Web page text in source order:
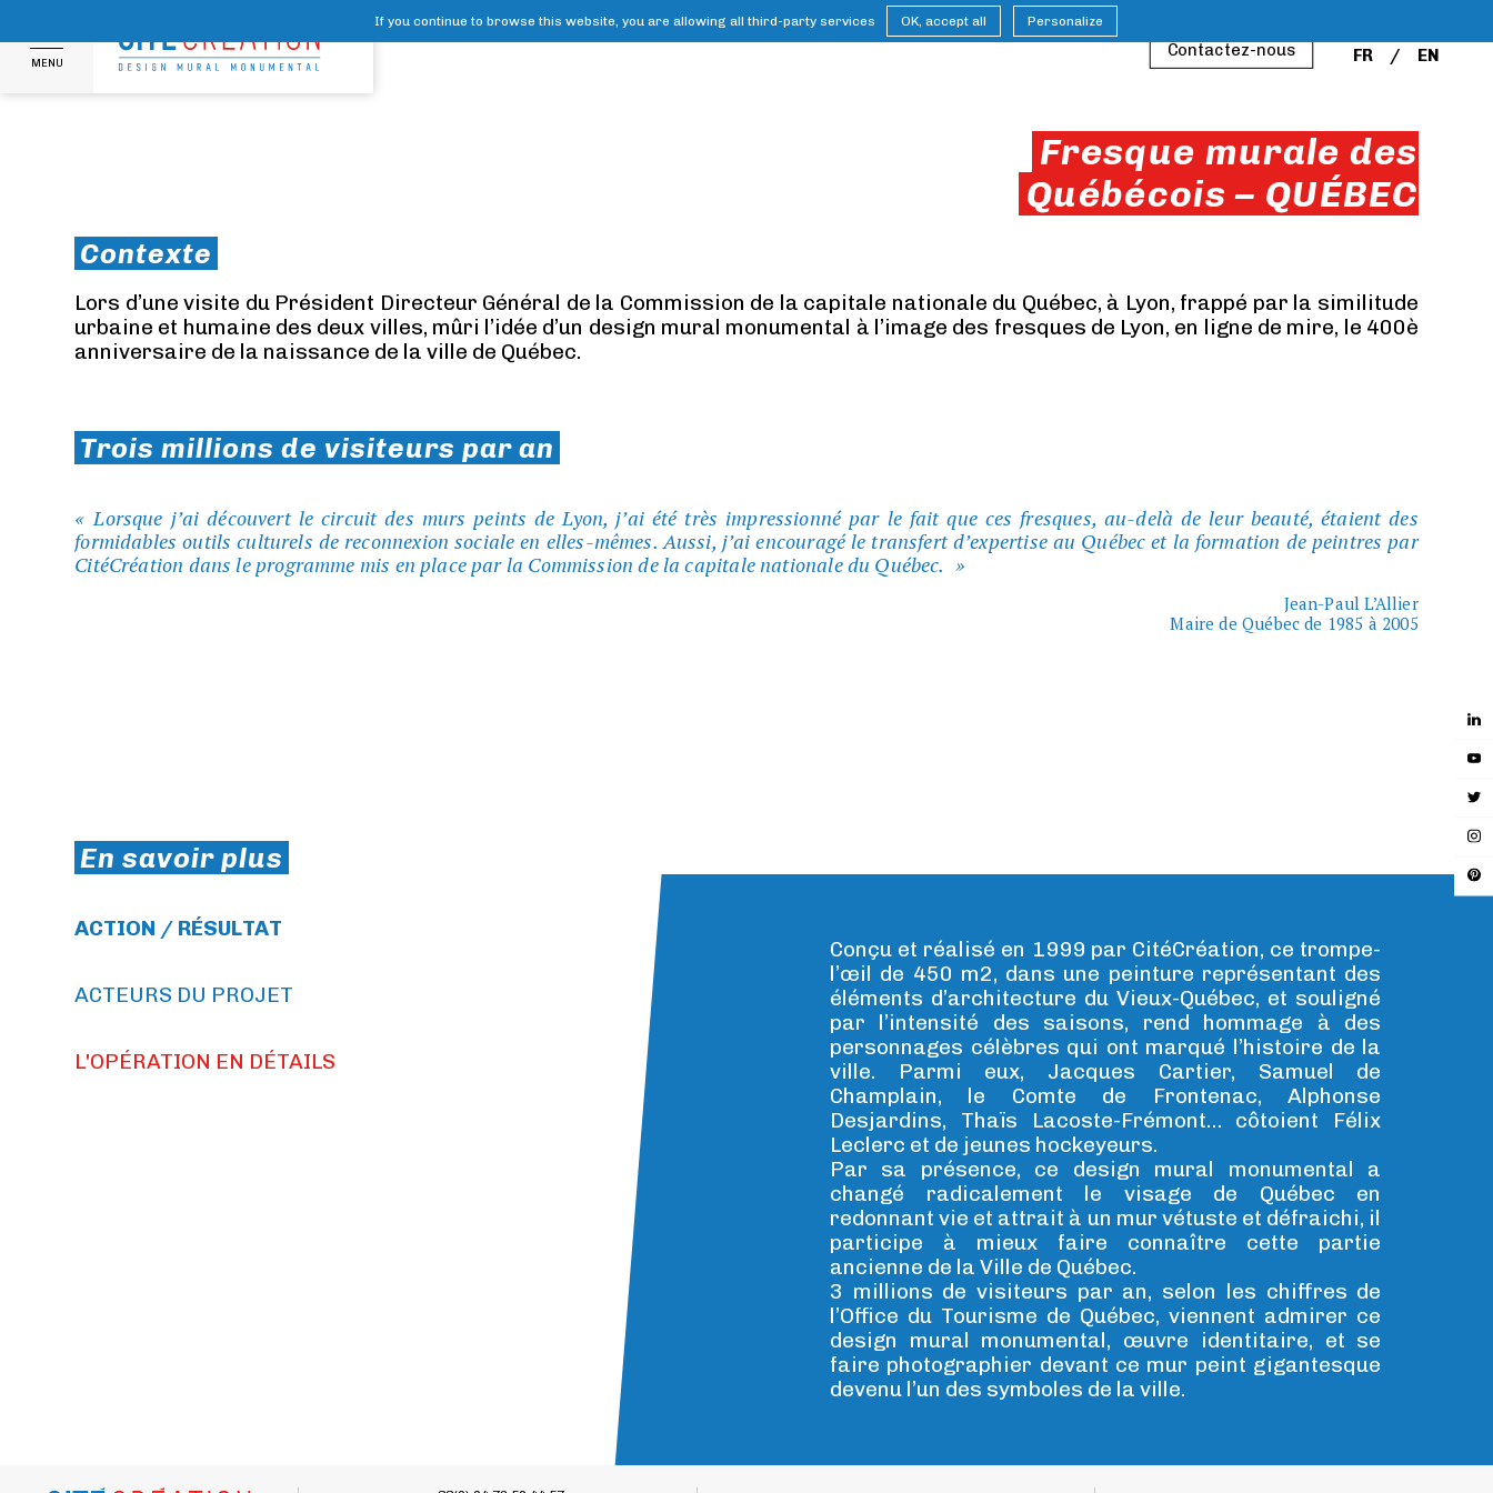
MENU
Contactez-nous FR EN
Fresque murale des
Québécois – QUÉBEC
Contexte
Lors d’une visite du Président Directeur Général de la Commission de la capitale nationale du Québec, à Lyon, frappé par la similitude
urbaine et humaine des deux villes, mûri l’idée d’un design mural monumental à l’image des fresques de Lyon, en ligne de mire, le 400è
anniversaire de la naissance de la ville de Québec.
Trois millions de visiteurs par an
Lorsque j’ai découvert le circuit des murs peints de Lyon, j’ai été très impressionné par le fait que ces fresques, au-delà de leur beauté, étaient des
formidables outils culturels de reconnexion sociale en elles-mêmes. Aussi, j’ai encouragé le transfert d’expertise au Québec et la formation de peintres par
CitéCréation dans le programme mis en place par la Commission de la capitale nationale du Québec.
Jean-Paul L’Allier
Maire de Québec de 1985 à 2005
En savoir plus
ACTION / RÉSULTAT
ACTEURS DU PROJET
L'OPÉRATION EN DÉTAILS
Conçu et réalisé en 1999 par CitéCréation, ce trompe-
l’œil de 450 m2, dans une peinture représentant des
éléments d’architecture du Vieux-Québec, et souligné
par l’intensité des saisons, rend hommage à des
personnages célèbres qui ont marqué l’histoire de la
ville. Parmi eux, Jacques Cartier, Samuel de
Champlain, le Comte de Frontenac, Alphonse
Desjardins, Thaïs Lacoste-Frémont… côtoient Félix
Leclerc et de jeunes hockeyeurs.
Par sa présence, ce design mural monumental a
changé radicalement le visage de Québec en
redonnant vie et attrait à un mur vétuste et défraichi, il
participe à mieux faire connaître cette partie
ancienne de la Ville de Québec.
3 millions de visiteurs par an, selon les chiffres de
l’Office du Tourisme de Québec, viennent admirer ce
design mural monumental, œuvre identitaire, et se
faire photographier devant ce mur peint gigantesque
devenu l’un des symboles de la ville.
If you continue to browse this website, you are allowing all third-party services OK, accept all Personalize